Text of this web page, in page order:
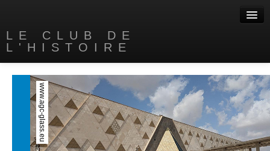
LE CLUB DE
L'HISTOIRE
A propos
Nos livres
Contact
www.agc‑glass.eu